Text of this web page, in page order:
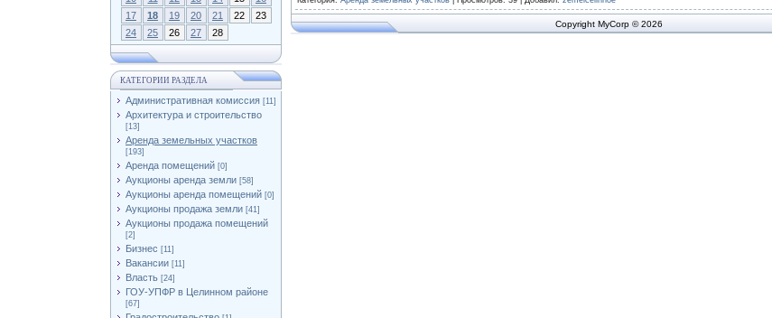
17
18 19 20 21 22
23
24
25 26 27 28
КАТЕГОРИИ РАЗДЕЛА
Административная комиссия [11]
Архитектура и строительство
[13]
Аренда земельных участков
[193]
Аренда помещений [0]
Аукционы аренда земли [58]
Аукционы аренда помещений [0]
Аукционы продажа земли [41]
Аукционы продажа помещений
[2]
Бизнес [11]
Вакансии [11]
Власть [24]
ГОУ-УПФР в Целинном районе
[67]
Copyright MyCorp © 2026